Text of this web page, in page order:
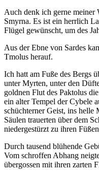
Auch denk ich gerne meiner
Smyrna. Es ist ein herrlich
Flügel gewünscht, um des
Aus der Ebne von Sardes
Tmolus herauf.
Ich hatt am Fuße des Bergs
unter Myrten, unter den
goldnen Flut des Pakto­lus
ein alter Tempel der Cybele
schüchterner Geist, ins
Säulen trauerten über dem
niedergestürzt zu ihren
Durch tausend blühende
Vom schroffen Abhang
übergossen mit ihren zar­ten